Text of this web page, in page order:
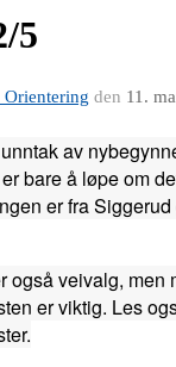
5
den 11.
av
bare å løpe om
er fra
også veivalg, men
er viktig. Les